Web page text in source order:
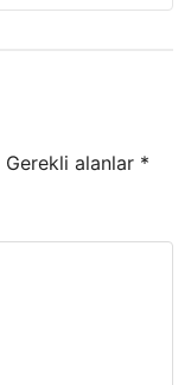
Gerekli alanlar *